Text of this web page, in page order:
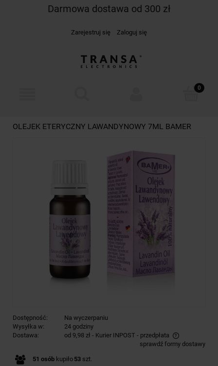
Darmowa dostawa od 300 zł
Zarejestruj się Zaloguj się
OLEJEK ETERYCZNY LAWANDYNOWY 7ML BAMER
Dostępność:
Na wyczerpaniu
Wysyłka w:
24 godziny
Dostawa:
od 9,98 zł - Kurier INPOST - przedpłata
Cena nie zawiera ewentualnych kosztów płatnościsprawdź formy dostawy
51 osób kupiło 53 szt.